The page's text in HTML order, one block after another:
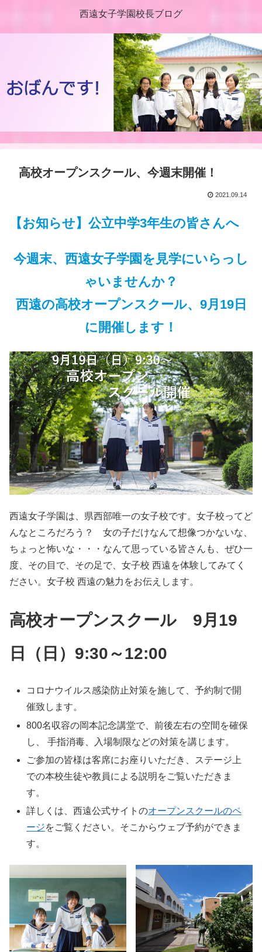
西遠女子学園校長ブログ
高校オープンスクール、今週末開催！
2021.09.14
【お知らせ】公立中学3年生の皆さんへ
今週末、西遠女子学園を見学にいらっし
ゃいませんか？
西遠の高校オープンスクール、9月19日
に開催します！
西遠女子学園は、県西部唯一の女子校です。女子校ってど
んなところだろう？ 女の子だけなんて想像つかないな、
ちょっと怖いな・・・なんて思っている皆さんも、ぜひ一
度、その目で、その足で、女子校 西遠を体験してみてく
ださい。女子校 西遠の魅力をお伝えします。
高校オープンスクール 9月19
日（日）9:30～12:00
コロナウイルス感染防止対策を施して、予約制で開
催致します。
800名収容の岡本記念講堂で、前後左右の空間を確保
し、 手指消毒、入場制限などの対策を講じます。
ご参加の皆様は客席にお座りいただき、ステージ上
での本校生徒や教員による説明をご覧いただきま
す。
詳しくは、西遠公式サイトのオープンスクールのペ
ージをご覧ください。そこからウェブ予約ができま
す。